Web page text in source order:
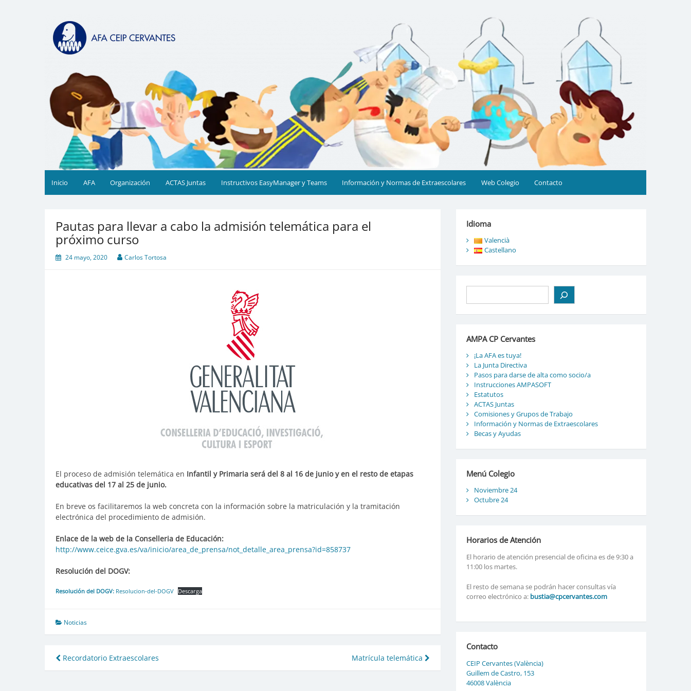
AFA CEIP Cervantes València
AFA CEIP Cervantes València
Inicio AFA Organización ACTAS Juntas Instructivos EasyManager y Teams Información y Normas de Extraescolares Web Colegio Contacto
Pautas para llevar a cabo la admisión telemática para el
próximo curso
24 mayo, 2020 Carlos Tortosa
El proceso de admisión telemática en Infantil y Primaria será del 8 al 16 de junio y en el resto de etapas
educativas del 17 al 25 de junio.
En breve os facilitaremos la web concreta con la información sobre la matriculación y la tramitación
electrónica del procedimiento de admisión.
Enlace de la web de la Conselleria de Educación:
http://www.ceice.gva.es/va/inicio/area_de_prensa/not_detalle_area_prensa?id=858737
Resolución del DOGV:
Resolución del DOGV: Resolucion-del-DOGV Descarga
Noticias
Navegación
de
Recordatorio Extraescolares Matrícula telemática
Idioma
Valencià
Castellano
AMPA CP Cervantes
¡La AFA es tuya!
La Junta Directiva
Pasos para darse de alta como socio/a
Instrucciones AMPASOFT
Estatutos
ACTAS Juntas
Comisiones y Grupos de Trabajo
Información y Normas de Extraescolares
Becas y Ayudas
Menú Colegio
Noviembre 24
Octubre 24
Horarios de Atención
El horario de atención presencial de oficina es de 9:30 a
11:00 los martes.
El resto de semana se podrán hacer consultas vía
correo electrónico a: bustia@cpcervantes.com
Contacto
CEIP Cervantes (València)
Guillem de Castro, 153
46008 València